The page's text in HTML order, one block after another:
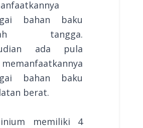
bahan baku
tangga.
ada pula
bahan baku
berat.
memiliki 4